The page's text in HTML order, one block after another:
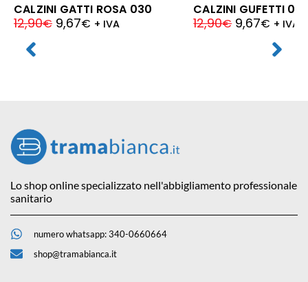
CALZINI GATTI ROSA 030
12,90€ 9,67€ + IVA
CALZINI GUFETTI
12,90€ 9,67€ + IVA
Lo shop online specializzato nell'abbigliamento professionale
sanitario
numero whatsapp: 340-0660664
shop@tramabianca.it